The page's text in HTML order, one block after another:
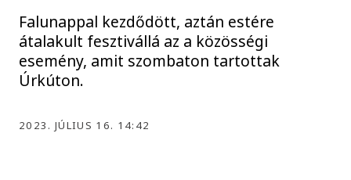
Falunappal kezdődött, aztán estére
átalakult fesztivállá az a közösségi
esemény, amit szombaton tartottak
Úrkúton.
2023. JÚLIUS 16. 14:42